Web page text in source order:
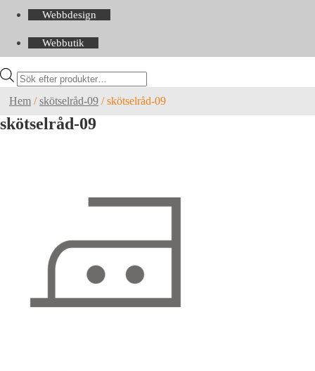
Webbdesign
Webbutik
Products
Hem /skötselråd-09 /skötselråd-09
skötselråd-09